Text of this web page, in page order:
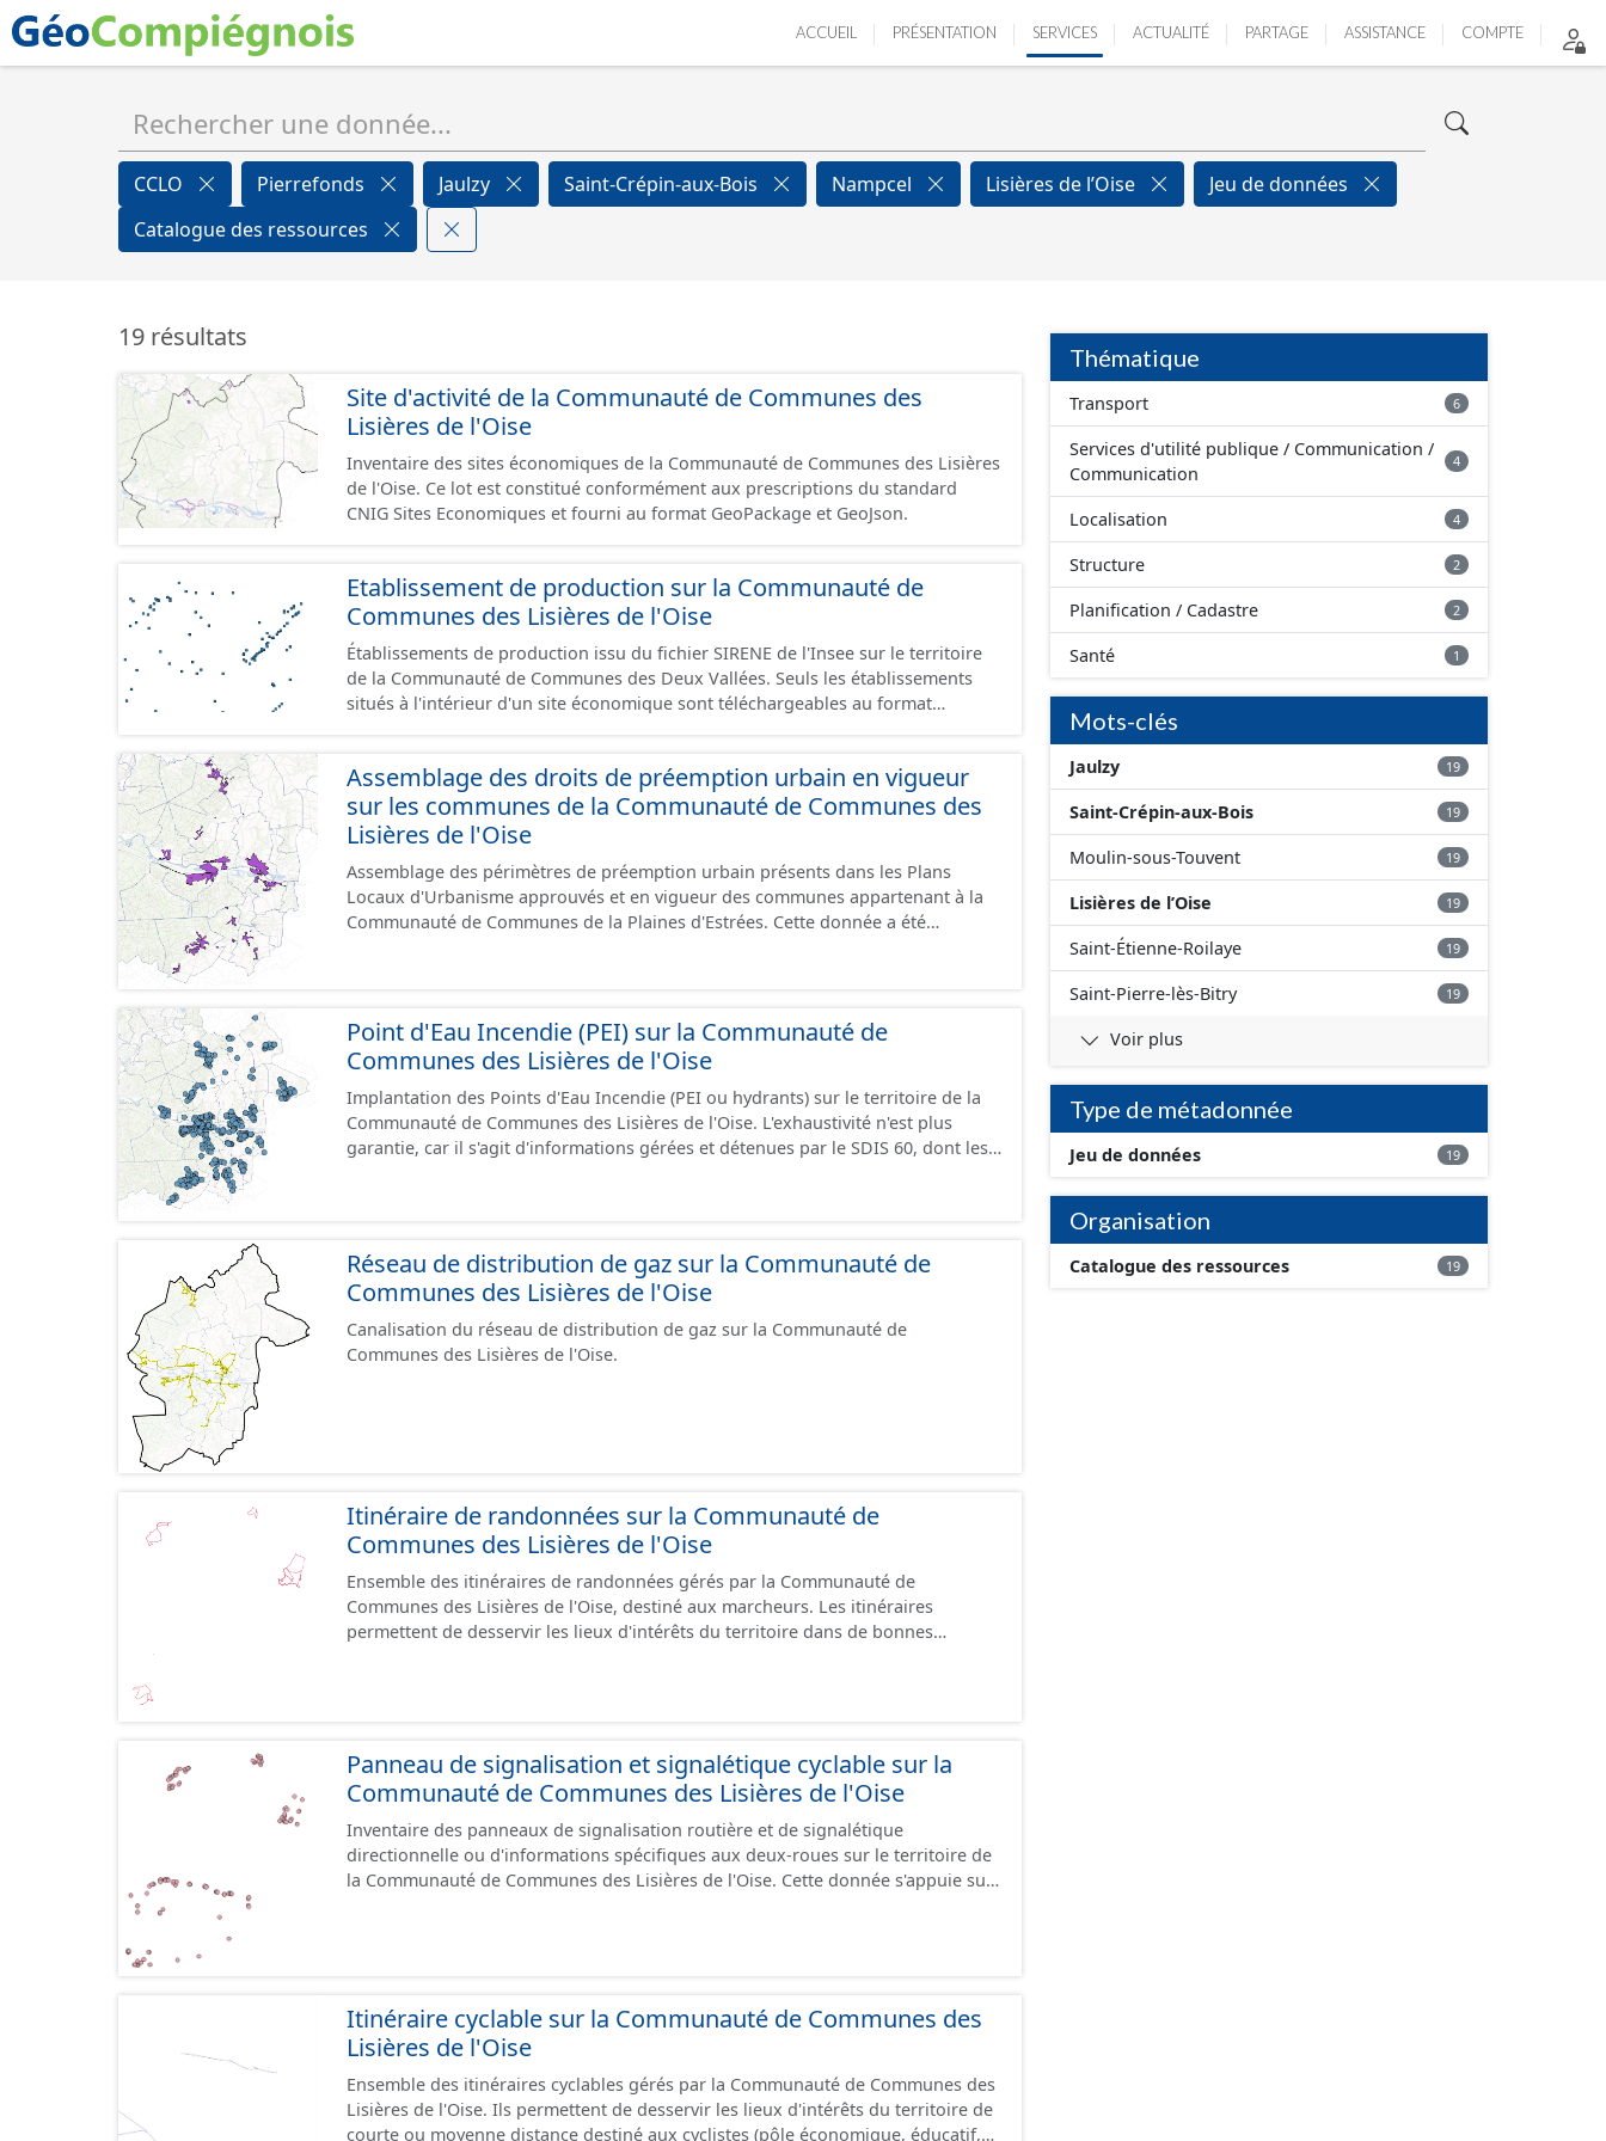
ACCUEIL PRÉSENTATION SERVICES ACTUALITÉ PARTAGE ASSISTANCE COMPTE
CCLO Pierrefonds Jaulzy Saint-Crépin-aux-Bois Nampcel Lisières de l’Oise
Jeu de données
Catalogue des ressources
19 résultats
Site d'activité de la Communauté de Communes des
Lisières de l'Oise
Inventaire des sites économiques de la Communauté de Communes des Lisières
de l'Oise. Ce lot est constitué conformément aux prescriptions du standard
CNIG Sites Economiques et fourni au format GeoPackage et GeoJson.
Etablissement de production sur la Communauté de
Communes des Lisières de l'Oise
Établissements de production issu du fichier SIRENE de l'Insee sur le territoire
de la Communauté de Communes des Deux Vallées. Seuls les établissements
situés à l'intérieur d'un site économique sont téléchargeables au format
terrains à vocation économique à ce jour. Il est filtré au-delà des prescriptions
du CNIG se limitant aux SCI.
Assemblage des droits de préemption urbain en vigueur
sur les communes de la Communauté de Communes des
Lisières de l'Oise
Assemblage des périmètres de préemption urbain présents dans les Plans
Locaux d'Urbanisme approuvés et en vigueur des communes appartenant à la
Communauté de Communes de la Plaines d'Estrées. Cette donnée a été
Point d'Eau Incendie (PEI) sur la Communauté de
Communes des Lisières de l'Oise
Implantation des Points d'Eau Incendie (PEI ou hydrants) sur le territoire de la
Communauté de Communes des Lisières de l'Oise. L'exhaustivité n'est plus
garantie, car il s'agit d'informations gérées et détenues par le SDIS 60, dont les
Réseau de distribution de gaz sur la Communauté de
Communes des Lisières de l'Oise
Canalisation du réseau de distribution de gaz sur la Communauté de
Communes des Lisières de l'Oise.
Itinéraire de randonnées sur la Communauté de
Communes des Lisières de l'Oise
Ensemble des itinéraires de randonnées gérés par la Communauté de
Communes des Lisières de l'Oise, destiné aux marcheurs. Les itinéraires
permettent de desservir les lieux d'intérêts du territoire dans de bonnes
aménagés pour assurer une continuité. Ce jeu de données comprend
uniquement les données avec un statut "en service", "en travaux" ou
"provisoire".
Panneau de signalisation et signalétique cyclable sur la
Communauté de Communes des Lisières de l'Oise
Inventaire des panneaux de signalisation routière et de signalétique
directionnelle ou d'informations spécifiques aux deux-roues sur le territoire de
la Communauté de Communes des Lisières de l'Oise. Cette donnée s'appuie sur
Itinéraire cyclable sur la Communauté de Communes des
Lisières de l'Oise
Ensemble des itinéraires cyclables gérés par la Communauté de Communes des
Lisières de l'Oise. Ils permettent de desservir les lieux d'intérêts du territoire de
courte ou moyenne distance destiné aux cyclistes (pôle économique, éducatif,
Thématique
Transport 6
Services d'utilité publique / Communication /
Communication
4
Localisation 4
Structure 2
Planification / Cadastre 2
Santé 1
Mots-clés
Jaulzy 19
Saint-Crépin-aux-Bois 19
Moulin-sous-Touvent 19
Lisières de l’Oise 19
Saint-Étienne-Roilaye 19
Saint-Pierre-lès-Bitry 19
Voir plus
Type de métadonnée
Jeu de données 19
Organisation
Catalogue des ressources 19